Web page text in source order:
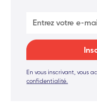
En vous inscrivant, vous
confidentialité.